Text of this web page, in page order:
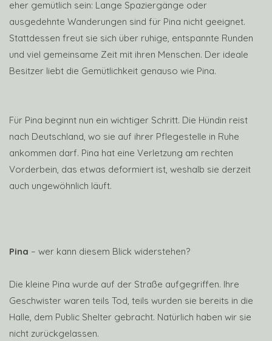
eher gemütlich sein: Lange Spaziergänge oder
ausgedehnte Wanderungen sind für Pina nicht geeignet.
Stattdessen freut sie sich über ruhige, entspannte Runden
und viel gemeinsame Zeit mit ihren Menschen. Der ideale
Besitzer liebt die Gemütlichkeit genauso wie Pina.
Für Pina beginnt nun ein wichtiger Schritt. Die Hündin reist
nach Deutschland, wo sie auf ihrer Pflegestelle in Ruhe
ankommen darf. Pina hat eine Verletzung am rechten
Vorderbein, das etwas deformiert ist, weshalb sie derzeit
auch ungewöhnlich läuft.
Pina – wer kann diesem Blick widerstehen?
Die kleine Pina wurde auf der Straße aufgegriffen. Ihre
Geschwister waren teils Tod, teils wurden sie bereits in die
Halle, dem Public Shelter gebracht. Natürlich haben wir sie
nicht zurückgelassen.